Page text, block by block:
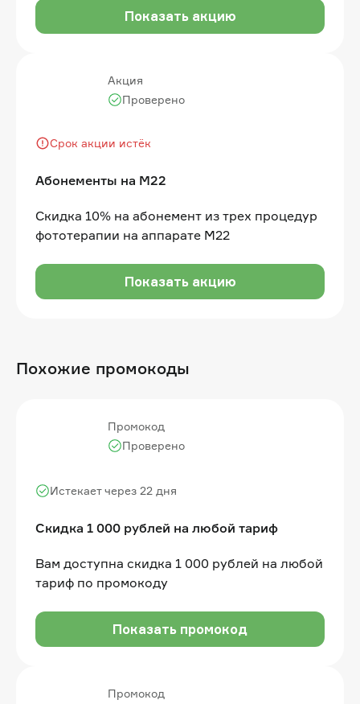
Показать акцию
Акция
Абонементы на М22
Срок акции истёк
Проверено
Скидка 10% на абонемент из трех процедур
фототерапии на аппарате M22
Показать акцию
Похожие промокоды
Промокод
Скидка 1 000 рублей на любой тариф
Истекает через 22 дня
Проверено
Вам доступна скидка 1 000 рублей на любой
тариф по промокоду
Показать промокод
Промокод